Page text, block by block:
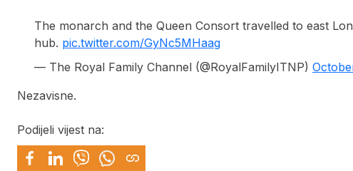
The monarch and the Queen Consort travelled to east
hub. pic.twitter.com/GyNc5MHaag
— The Royal Family Channel (@RoyalFamilyITNP)
Nezavisne.
Podijeli vijest na: